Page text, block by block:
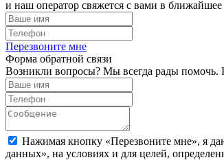
и наш оператор свяжется с вами в ближайшее
Перезвоните мне
Форма обратной связи
Возникли вопросы? Мы всегда рады помочь.
Нажимая кнопку «Перезвоните мне», я
данных», на условиях и для целей,